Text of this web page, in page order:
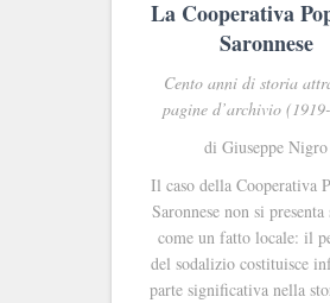
La Cooperativa
Saronnese
Cento anni di storia
pagine d’archivio
di Giuseppe Nigro
Il caso della Cooperativa
Saronnese non si
come un fatto locale: il
del sodalizio costituisce
parte significativa nella